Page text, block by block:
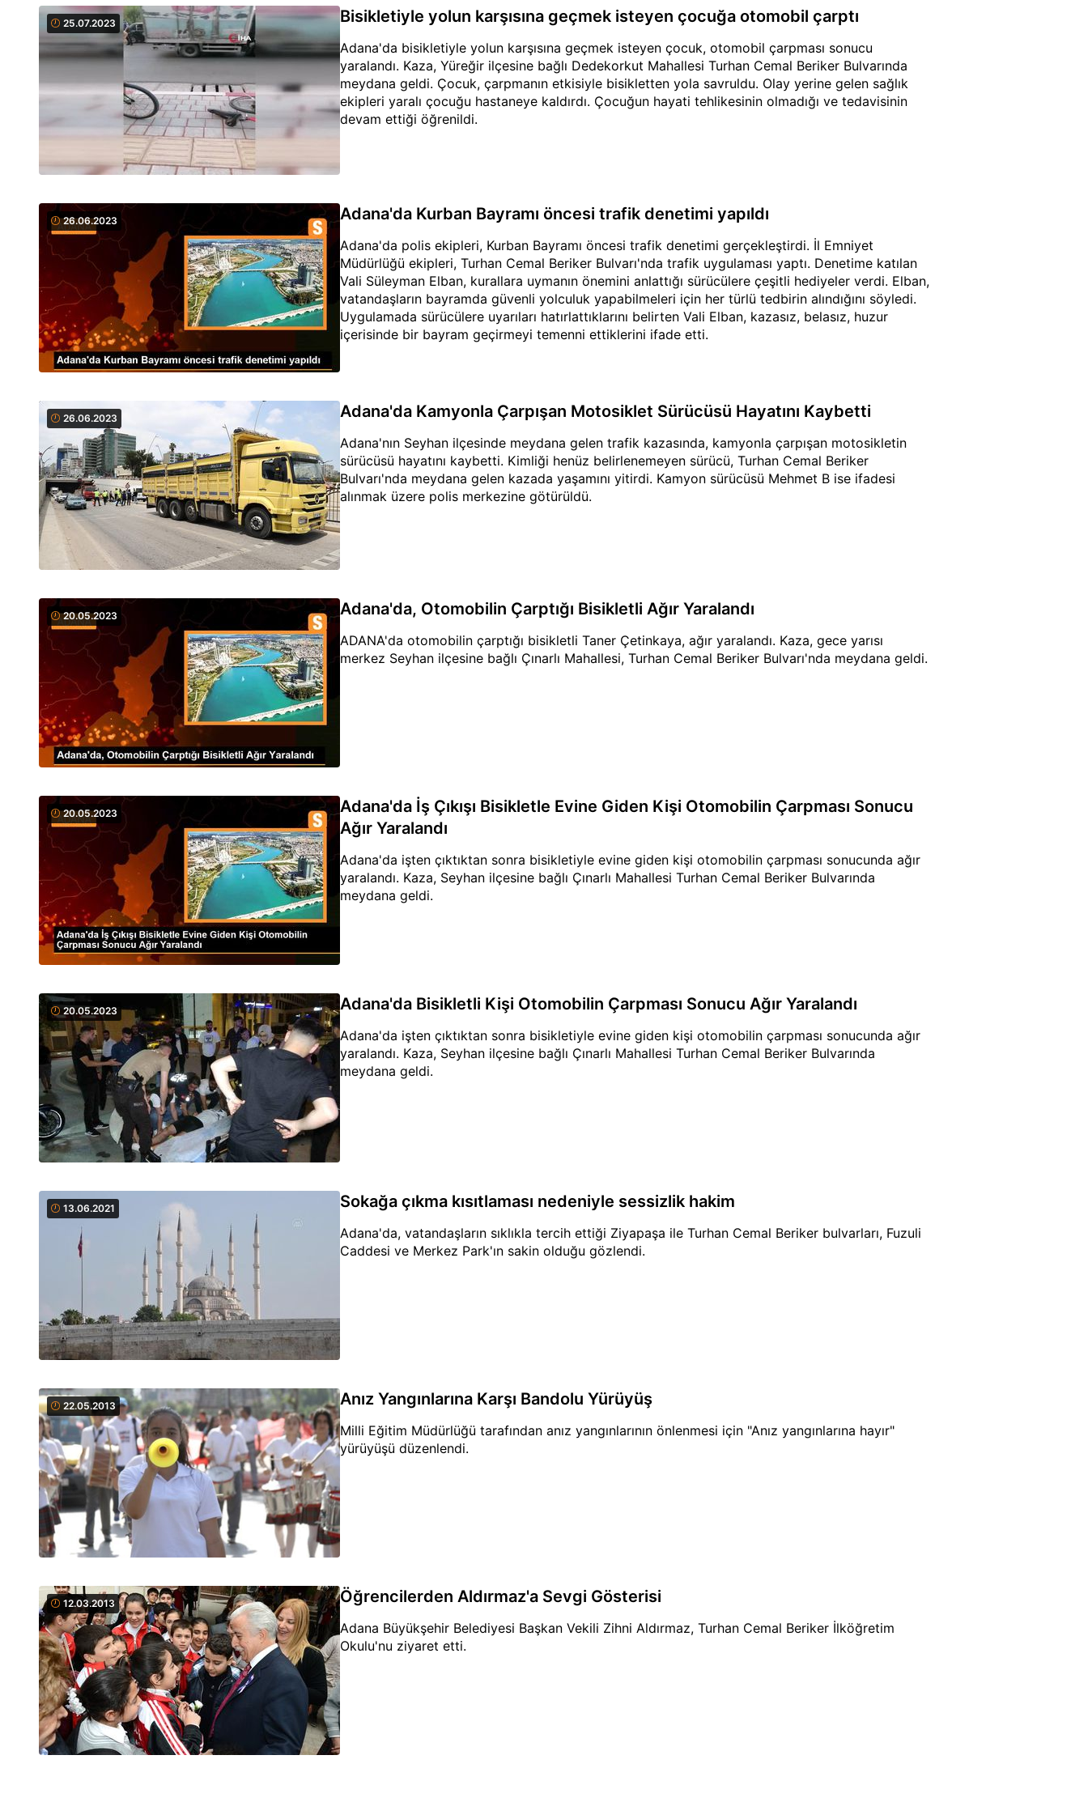
25.07.2023 Bisikletiyle yolun karşısına geçmek isteyen çocuğa otomobil çarptı
Adana'da bisikletiyle yolun karşısına geçmek isteyen çocuk, otomobil çarpması sonucu
yaralandı. Kaza, Yüreğir ilçesine bağlı Dedekorkut Mahallesi Turhan Cemal Beriker Bulvarında
meydana geldi. Çocuk, çarpmanın etkisiyle bisikletten yola savruldu. Olay yerine gelen sağlık
ekipleri yaralı çocuğu hastaneye kaldırdı. Çocuğun hayati tehlikesinin olmadığı ve tedavisinin
devam ettiği öğrenildi.
26.06.2023 Adana'da Kurban Bayramı öncesi trafik denetimi yapıldı
Adana'da polis ekipleri, Kurban Bayramı öncesi trafik denetimi gerçekleştirdi. İl Emniyet
Müdürlüğü ekipleri, Turhan Cemal Beriker Bulvarı'nda trafik uygulaması yaptı. Denetime katılan
Vali Süleyman Elban, kurallara uymanın önemini anlattığı sürücülere çeşitli hediyeler verdi. Elban,
vatandaşların bayramda güvenli yolculuk yapabilmeleri için her türlü tedbirin alındığını söyledi.
Uygulamada sürücülere uyarıları hatırlattıklarını belirten Vali Elban, kazasız, belasız, huzur
içerisinde bir bayram geçirmeyi temenni ettiklerini ifade etti.
26.06.2023 Adana'da Kamyonla Çarpışan Motosiklet Sürücüsü Hayatını Kaybetti
Adana'nın Seyhan ilçesinde meydana gelen trafik kazasında, kamyonla çarpışan motosikletin
sürücüsü hayatını kaybetti. Kimliği henüz belirlenemeyen sürücü, Turhan Cemal Beriker
Bulvarı'nda meydana gelen kazada yaşamını yitirdi. Kamyon sürücüsü Mehmet B ise ifadesi
alınmak üzere polis merkezine götürüldü.
20.05.2023 Adana'da, Otomobilin Çarptığı Bisikletli Ağır Yaralandı
ADANA'da otomobilin çarptığı bisikletli Taner Çetinkaya, ağır yaralandı. Kaza, gece yarısı
merkez Seyhan ilçesine bağlı Çınarlı Mahallesi, Turhan Cemal Beriker Bulvarı'nda meydana geldi.
20.05.2023
Adana'da İş Çıkışı Bisikletle Evine Giden Kişi Otomobilin Çarpması Sonucu
Ağır Yaralandı
Adana'da işten çıktıktan sonra bisikletiyle evine giden kişi otomobilin çarpması sonucunda ağır
yaralandı. Kaza, Seyhan ilçesine bağlı Çınarlı Mahallesi Turhan Cemal Beriker Bulvarında
meydana geldi.
20.05.2023 Adana'da Bisikletli Kişi Otomobilin Çarpması Sonucu Ağır Yaralandı
Adana'da işten çıktıktan sonra bisikletiyle evine giden kişi otomobilin çarpması sonucunda ağır
yaralandı. Kaza, Seyhan ilçesine bağlı Çınarlı Mahallesi Turhan Cemal Beriker Bulvarında
meydana geldi.
13.06.2021 Sokağa çıkma kısıtlaması nedeniyle sessizlik hakim
Adana'da, vatandaşların sıklıkla tercih ettiği Ziyapaşa ile Turhan Cemal Beriker bulvarları, Fuzuli
Caddesi ve Merkez Park'ın sakin olduğu gözlendi.
22.05.2013 Anız Yangınlarına Karşı Bandolu Yürüyüş
Milli Eğitim Müdürlüğü tarafından anız yangınlarının önlenmesi için "Anız yangınlarına hayır"
yürüyüşü düzenlendi.
12.03.2013 Öğrencilerden Aldırmaz'a Sevgi Gösterisi
Adana Büyükşehir Belediyesi Başkan Vekili Zihni Aldırmaz, Turhan Cemal Beriker İlköğretim
Okulu'nu ziyaret etti.